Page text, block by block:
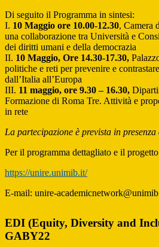
Di seguito il Programma in sintesi:
I. 10 Maggio ore 10.00-12.30, Camera
una collaborazione tra Università e
dei diritti umani e della democrazia
II. 10 Maggio, Ore 14.30-17.30,
politiche e reti per prevenire e
dall’Italia all’Europa
III. 11 maggio, ore 9.30 – 16.30,
Formazione di Roma Tre. Attività e
in rete
La partecipazione è prevista in presenza
Per il programma dettagliato e il
https://unire.unimib.it/
E-mail: unire-
EDI (Equity, Diversity and
GABY22